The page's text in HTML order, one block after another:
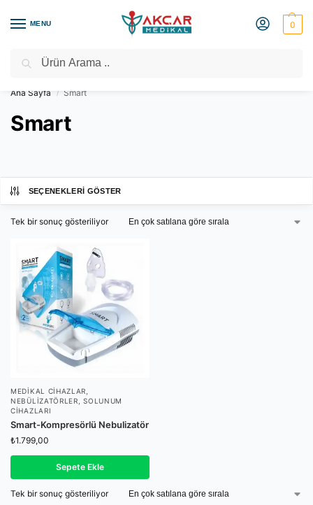
MENU 0
Medikal Market – Medikal Ürünler
Ana Sayfa / Smart
Smart
SEÇENEKLERI GÖSTER
Tek bir sonuç gösteriliyor
MEDIKAL CIHAZLAR
NEBÜLIZATÖRLER ,SOLUNUM
CIHAZLARI
Smart-Kompresörlü Nebulizatör
₺1.799,00
Sepete Ekle
Tek bir sonuç gösteriliyor